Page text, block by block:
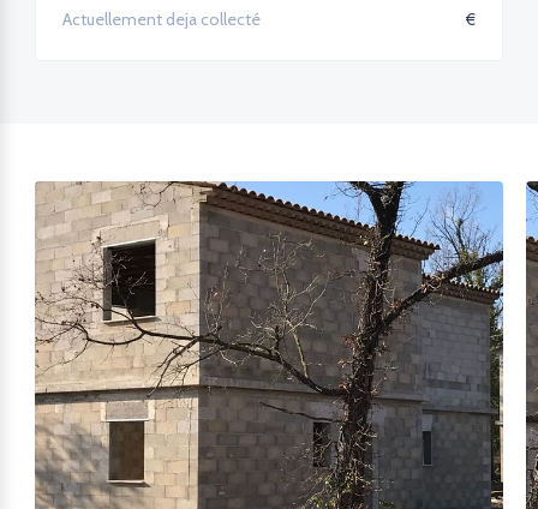
Actuellement deja collecté €